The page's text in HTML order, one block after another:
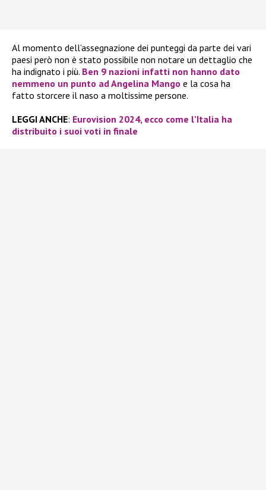
Al momento dell’assegnazione dei punteggi da parte dei vari
paesi però non è stato possibile non notare un dettaglio che
ha indignato i più. Ben 9 nazioni infatti non hanno dato
nemmeno un punto ad Angelina Mango e la cosa ha
fatto storcere il naso a moltissime persone.
LEGGI ANCHE: Eurovision 2024, ecco come l’Italia ha
distribuito i suoi voti in finale